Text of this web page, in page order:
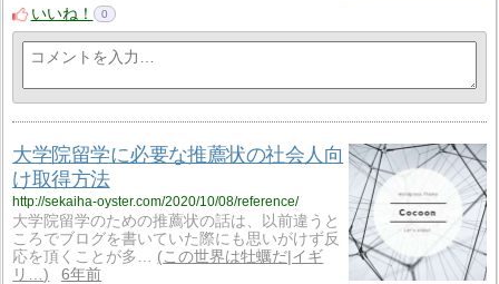
いいね！
0
大学院留学に必要な推薦状の社会人向
け取得方法
http://sekaiha-oyster.com/2020/10/08/reference/
大学院留学のための推薦状の話は、以前違うと
ころでブログを書いていた際にも思いがけず反
応を頂くことが多…
この世界は牡蠣だ|イギ
リ…
6年前